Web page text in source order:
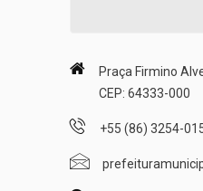
Praça Firmino
CEP: 64333-000
+55 (86) 3254-